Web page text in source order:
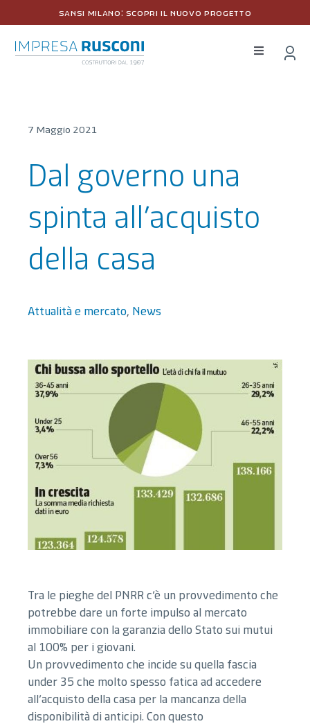
al
contenuto
sansi milano: scopri il nuovo progetto
Toggle
Interventi
Notizie e Stampa
Contatti
IT
7 Maggio 2021
Dal governo una
spinta all’acquisto
della casa
Attualità e mercato, News
Tra le pieghe del PNRR c’è un provvedimento che
potrebbe dare un forte impulso al mercato
immobiliare con la garanzia dello Stato sui mutui
al 100% per i giovani.
Un provvedimento che incide su quella fascia
under 35 che molto spesso fatica ad accedere
all’acquisto della casa per la mancanza della
disponibilità di anticipi. Con questo